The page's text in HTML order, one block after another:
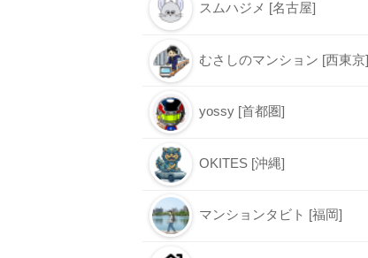
スムハジメ [名古屋]
むさしのマンション [西東京]
yossy [首都圏]
OKITES [沖縄]
マンションタビト [福岡]